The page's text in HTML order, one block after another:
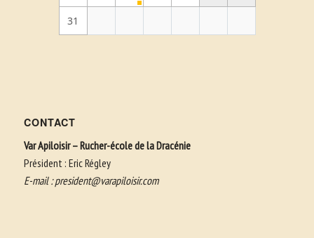
31
CONTACT
Var Apiloisir – Rucher-école de la Dracénie
Président : Eric Régley
E-mail :president@varapiloisir.com